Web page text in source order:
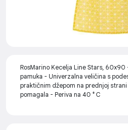
RosMarino Kecelja Line Stars,
pamuka - Univerzalna veličina s
praktičnim džepom na prednjoj
pomagala - Periva na 40 ° C